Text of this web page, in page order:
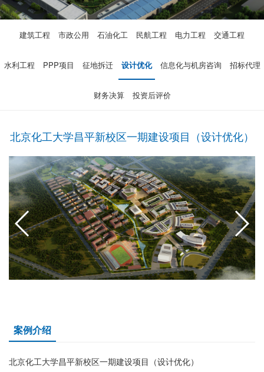
建筑工程 市政公用 石油化工 民航工程 电力工程 交通工程
水利工程 PPP项目 征地拆迁 设计优化 信息化与机房咨询 招标代理
财务决算 投资后评价
北京化工大学昌平新校区一期建设项目（设计优化）
案例介绍
北京化工大学昌平新校区一期建设项目（设计优化）